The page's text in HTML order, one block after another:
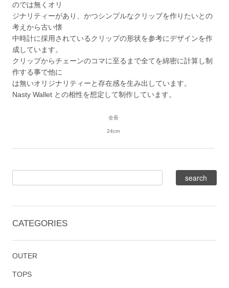
のでは無くオリ
ジナリティーがあり、かつシンプルなクリップを作りたいとの
考えから古い懐
中時計に採用されているクリップの形状を参考にデザインを作
成しています。
クリップからチェーンのコマに至るまで全てを綿密に計算し制
作する事で他に
は無いオリジナリティーと存在感を生み出しています。
Nasty Wallet との相性を想定して制作しています。
全長
24cm
CATEGORIES
OUTER
TOPS